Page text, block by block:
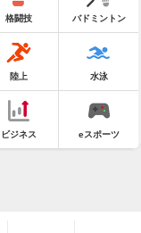
格闘技 バドミントン
陸上 水泳
ビジネス eスポーツ